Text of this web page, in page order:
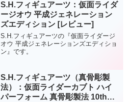
S.H.フィギュアーツ：仮面ライダ
ージオウ 平成ジェネレーション
ズエディション [レビュー]
S.H.フィギュアーツの『仮面ライダージ
オウ 平成ジェネレーションズエディショ
ン』です。
S.H.フィギュアーツ（真骨彫製
法）：仮面ライダーカブト ハイ
パーフォーム 真骨彫製法 10th